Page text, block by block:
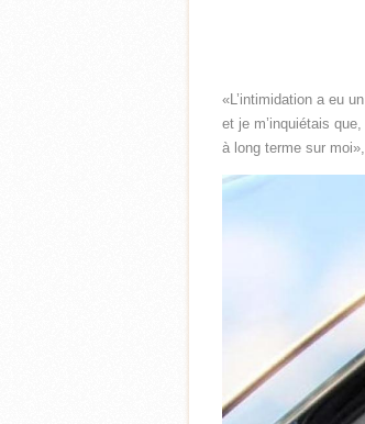
«L’intimidation a eu
et je m’inquiétais
à long terme sur